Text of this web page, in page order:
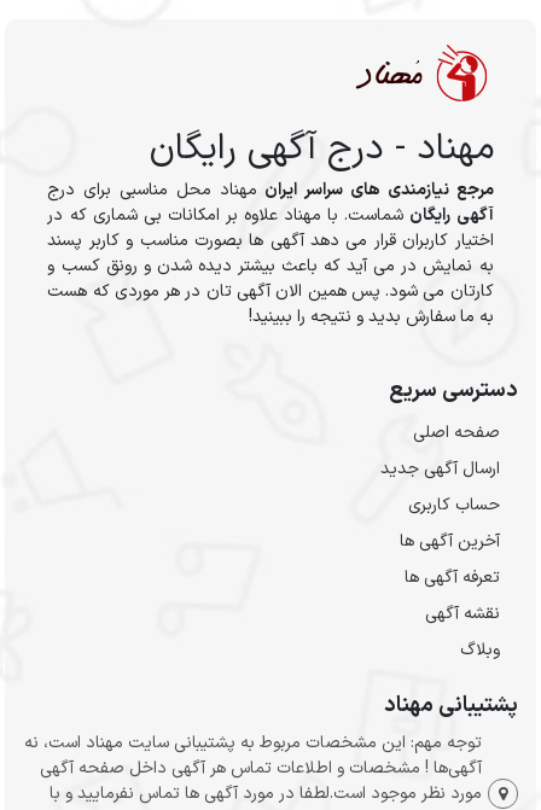
مهناد - درج آگهی رایگان
مرجع نیازمندی های سراسر ایران مهناد محل مناسبی برای درج
آگهی رایگان شماست. با مهناد علاوه بر امکانات بی شماری که در
اختیار کاربران قرار می دهد آگهی ها بصورت مناسب و کاربر پسند
به نمایش در می آید که باعث بیشتر دیده شدن و رونق کسب و
کارتان می شود. پس همین الان آگهی تان در هر موردی که هست
به ما سفارش بدید و نتیجه را ببینید!
دسترسی سریع
صفحه اصلی
ارسال‌ آگهی جدید
حساب کاربری
آخرین آگهی ها
تعرفه آگهی ها
نقشه آگهی
وبلاگ
پشتیبانی مهناد
توجه مهم: این مشخصات مربوط به پشتیبانی سایت مهناد است، نه
آگهی‌ها ! مشخصات و اطلاعات تماس هر آگهی داخل صفحه آگهی
مورد نظر موجود است.لطفا در مورد آگهی ها تماس نفرمایید و با